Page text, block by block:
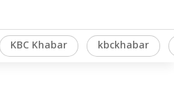
KBC Khabar kbckhabar